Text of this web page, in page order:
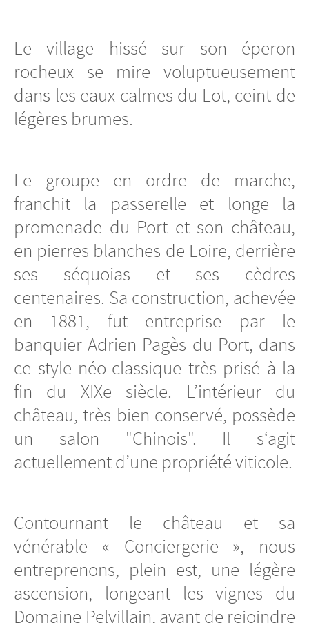
Le village hissé sur son éperon
rocheux se mire voluptueusement
dans les eaux calmes du Lot, ceint de
légères brumes.
Le groupe en ordre de marche,
franchit la passerelle et longe la
promenade du Port et son château,
en pierres blanches de Loire, derrière
ses séquoias et ses cèdres
centenaires. Sa construction, achevée
en 1881, fut entreprise par le
banquier Adrien Pagès du Port, dans
ce style néo-classique très prisé à la
fin du XIXe siècle. L’intérieur du
château, très bien conservé, possède
un salon "Chinois". Il s‘agit
actuellement d’une propriété viticole.
Contournant le château et sa
vénérable « Conciergerie », nous
entreprenons, plein est, une légère
ascension, longeant les vignes du
Domaine Pelvillain, avant de rejoindre